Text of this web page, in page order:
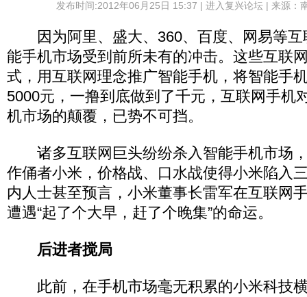
发布时间:2012年06月25日 15:37 | 进入复兴论坛| 来源：
因为阿里、盛大、360、百度、网易等互
能手机市场受到前所未有的冲击。这些互联
式，用互联网理念推广智能手机，将智能手
5000元，一撸到底做到了千元，互联网手机
机市场的颠覆，已势不可挡。
诸多互联网巨头纷纷杀入智能手机市场
作俑者小米，价格战、口水战使得小米陷入
内人士甚至预言，小米董事长雷军在互联网
遭遇“起了个大早，赶了个晚集”的命运。
后进者搅局
此前，在手机市场毫无积累的小米科技